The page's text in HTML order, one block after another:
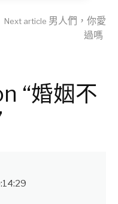
Next article 男人們，你愛
過嗎
“婚姻不